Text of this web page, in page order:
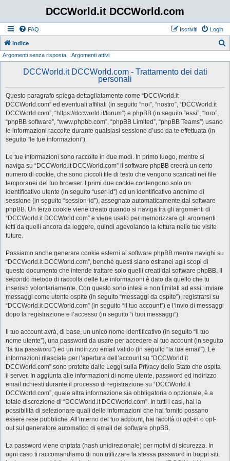
DCCWorld.it DCCWorld.com
FAQ Login
Iscriviti
Indice
Argomenti senza risposta Argomenti attivi
DCCWorld.it DCCWorld.com - Trattamento dei dati
personali
Questo paragrafo spiega dettagliatamente come “DCCWorld.it
DCCWorld.com” ed eventuali affiliati (in seguito “noi”, “nostro”, “DCCWorld.it
DCCWorld.com”, “https://dccworld.it/forum”) e phpBB (in seguito “essi”, “loro”,
“phpBB software”, “www.phpbb.com”, “phpBB Limited”, “phpBB Teams”) usano
le informazioni raccolte durante qualsiasi sessione d’uso da te effettuata (in
seguito “le tue informazioni”).
Le tue informazioni sono raccolte in due modi. In primo luogo, mentre si
naviga su “DCCWorld.it DCCWorld.com” il software phpBB creerà un certo
numero di cookie, che sono piccoli file di testo che vengono scaricati nei file
temporanei del tuo browser. I primi due cookie contengono solo un
identificativo utente (in seguito “user-id”) ed un identificativo anonimo di
sessione (in seguito “session-id”), assegnato automaticamente dal software
phpBB. Un terzo cookie viene creato quando si naviga tra gli argomenti di
“DCCWorld.it DCCWorld.com” e viene usato per memorizzare gli argomenti
letti da quelli ancora da leggere, quindi agevolando la lettura nelle tue visite
future.
Possiamo anche generare cookie esterni al software phpBB mentre navighi su
“DCCWorld.it DCCWorld.com”, benché questi siano estranei agli scopi di
questo documento che intende trattare solo quelli creati dal software phpBB. Il
secondo metodo di raccolta delle tue informazioni è dato da quello che tu
inserisci volontariamente. Con questo sono intesi e non limitati ad essi: inviare
messaggi come utente ospite (in seguito “messaggi da ospite”), registrarsi su
“DCCWorld.it DCCWorld.com” (in seguito “il tuo account”) e l’invio di messaggi
dopo la registrazione e l’accesso (in seguito “i tuoi messaggi”).
Il tuo account avrà, di base, un unico nome identificativo (in seguito “il tuo
nome utente”), una password da usare per accedere al tuo account (in seguito
“la tua password”) ed un indirizzo email valido (in seguito “la tua email”). Le
informazioni rilasciate per l’apertura dell’account su “DCCWorld.it
DCCWorld.com” sono protette dalle Leggi sulla Privacy dello Stato che ospita
il server. In aggiunta alle informazioni di nome utente, password ed indirizzo
email richiesti durante il processo di registrazione su “DCCWorld.it
DCCWorld.com”, quale altra informazione sia obbligatoria o opzionale, è a
totale discrezione di “DCCWorld.it DCCWorld.com”. In tutti i casi, hai la
possibilità di selezionare quali delle informazioni che hai fornito possano
essere rese pubbliche. All’interno del tuo account, hai facoltà di opt-in o opt-
out sul generatore automatico di email del software phpBB.
La password viene criptata (hash unidirezionale) per motivi di sicurezza. In
ogni caso ti raccomandiamo di non utilizzare la stessa password in troppi siti.